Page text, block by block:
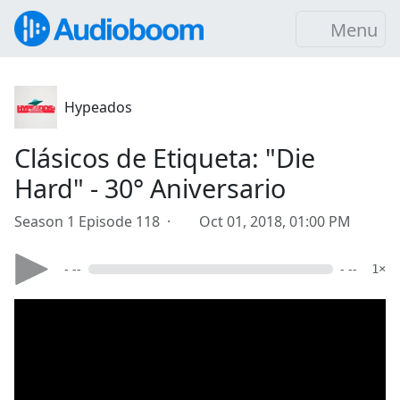
Menu
Hypeados
Clásicos de Etiqueta: "Die
Hard" - 30° Aniversario
Season 1 Episode 118 · Oct 01, 2018, 01:00 PM
- -- - -- 1×